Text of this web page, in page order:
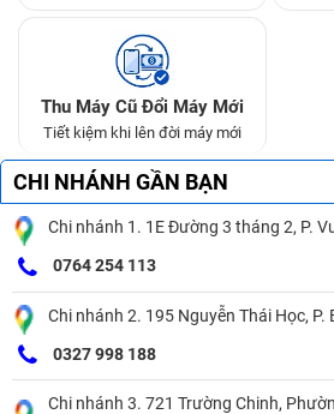
Thu Máy Cũ Đổi Máy Mới
Tiết kiệm khi lên đời máy mới
CHI NHÁNH GẦN BẠN
Chi nhánh 1. 1E Đường 3 tháng 2, P.
0764 254 113
Chi nhánh 2. 195 Nguyễn Thái Học, P.
0327 998 188
Chi nhánh 3. 721 Trường Chinh,